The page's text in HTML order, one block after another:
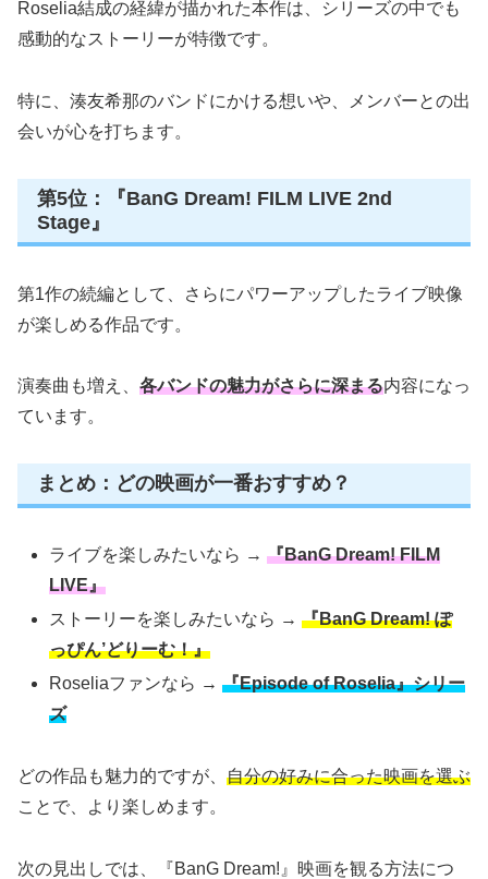
Roselia結成の経緯が描かれた本作は、シリーズの中でも
感動的なストーリーが特徴です。
特に、湊友希那のバンドにかける想いや、メンバーとの出
会いが心を打ちます。
第5位：『BanG Dream! FILM LIVE 2nd
Stage』
第1作の続編として、さらにパワーアップしたライブ映像
が楽しめる作品です。
演奏曲も増え、 各バンドの魅力がさらに深まる内容になっ
ています。
まとめ：どの映画が一番おすすめ？
ライブを楽しみたいなら →『BanG Dream! FILM
LIVE』
ストーリーを楽しみたいなら →『BanG Dream! ぽ
っぴん’どりーむ！』
Roseliaファンなら →『Episode of Roselia』シリー
ズ
どの作品も魅力的ですが、 自分の好みに合った映画を選ぶ
ことで、より楽しめます。
次の見出しでは、『BanG Dream!』映画を観る方法につ